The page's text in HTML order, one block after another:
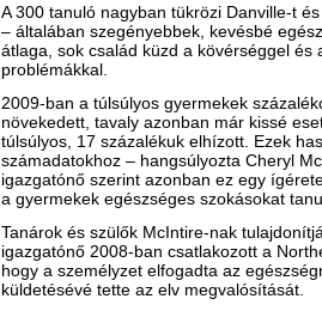
A 300 tanuló nagyban tükrözi Danville-t
– általában szegényebbek, kevésbé
átlaga, sok család küzd a kövérséggel és
problémákkal.
2009-ban a túlsúlyos gyermekek
növekedett, tavaly azonban már kissé
túlsúlyos, 17 százalékuk elhízott. Ezek
számadatokhoz – hangsúlyozta Cheryl
igazgatónő szerint azonban ez egy
a gyermekek egészséges szokásokat
Tanárok és szülők McIntire-nak
igazgatónő 2008-ban csatlakozott a
hogy a személyzet elfogadta az
küldetésévé tette az elv megvalósítását.